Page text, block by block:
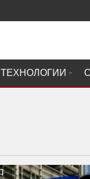
ТЕХНОЛОГИИ